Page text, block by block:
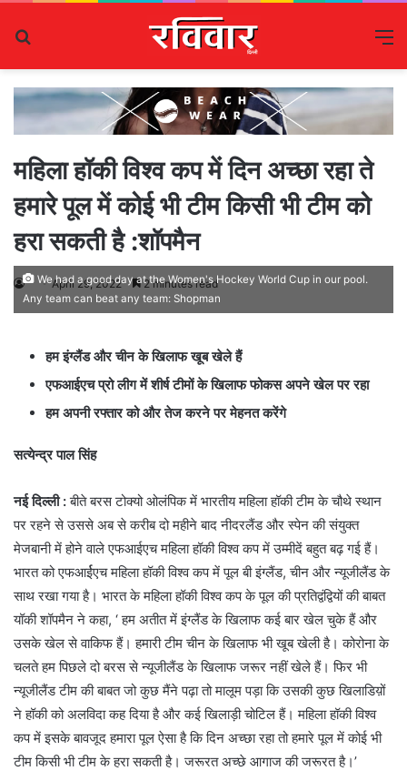
महिला हॉकी विश्व कप में दिन अच्छा रहा ते
हमारे पूल में कोई भी टीम किसी भी टीम को
हरा सकती है :शॉपमैन
April 29, 2022 2 minutes read
We had a good day at the Women's Hockey World Cup in our pool.
Any team can beat any team: Shopman
हम इंग्लैंड और चीन के खिलाफ खूब खेले हैं
एफआईएच प्रो लीग में शीर्ष टीमों के खिलाफ फोकस अपने खेल पर रहा
हम अपनी रफ्तार को और तेज करने पर मेहनत करेंगे
सत्येन्द्र पाल सिंह
नई दिल्ली :बीते बरस टोक्यो ओलंपिक में भारतीय महिला हॉकी टीम के चौथे स्थान
पर रहने से उससे अब से करीब दो महीने बाद नीदरलैंड और स्पेन की संयुक्त
मेजबानी में होने वाले एफआईएच महिला हॉकी विश्व कप में उम्मीदें बहुत बढ़ गई हैं।
भारत को एफआर्ईएच महिला हॉकी विश्व कप में पूल बी इंग्लैंड, चीन और न्यूजीलैंड के
साथ रखा गया है। भारत के महिला हॉकी विश्व कप के पूल की प्रतिद्वंद्वियों की बाबत
यॉकी शॉपमैन ने कहा, ‘ हम अतीत में इंग्लैंड के खिलाफ कई बार खेल चुके हैं और
उसके खेल से वाकिफ हैं। हमारी टीम चीन के खिलाफ भी खूब खेली है। कोरोना के
चलते हम पिछले दो बरस से न्यूजीलैंड के खिलाफ जरूर नहीं खेले हैं। फिर भी
न्यूजीलैंड टीम की बाबत जो कुछ मैंने पढ़ा तो मालूम पड़ा कि उसकी कुछ खिलाडिय़ों
ने हॉकी को अलविदा कह दिया है और कई खिलाड़ी चोटिल हैं। महिला हॉकी विश्व
कप में इसके बावजूद हमारा पूल ऐसा है कि दिन अच्छा रहा तो हमारे पूल में कोई भी
टीम किसी भी टीम के हरा सकती है। जरूरत अच्छे आगाज की जरूरत है।’